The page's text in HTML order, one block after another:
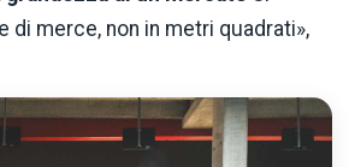
di merce, non in metri quadrati»,